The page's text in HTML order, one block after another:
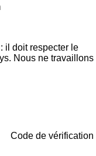
il doit respecter le
Nous ne travaillons
Code de vérification